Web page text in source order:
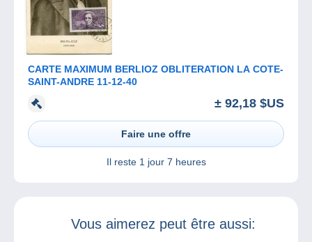
CARTE MAXIMUM BERLIOZ OBLITERATION LA COTE-
SAINT-ANDRE 11-12-40
± 92,18 $US
Faire une offre
Il reste 1 jour 7 heures
Vous aimerez peut être aussi: